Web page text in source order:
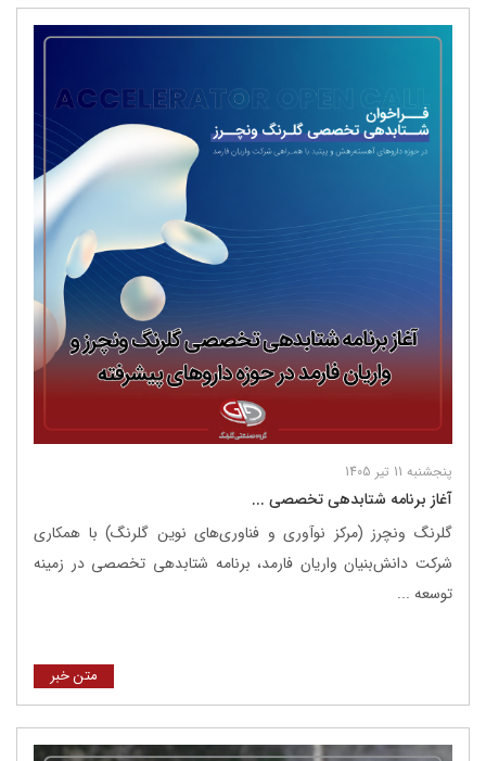
پنجشنبه 11 تیر 1405
آغاز برنامه شتابدهی تخصصی ...
گلرنگ ونچرز (مرکز نوآوری و فناوری‌های نوین گلرنگ) با همکاری
شرکت دانش‌بنیان واریان فارمد، برنامه شتابدهی تخصصی در زمینه
توسعه ...
متن خبر